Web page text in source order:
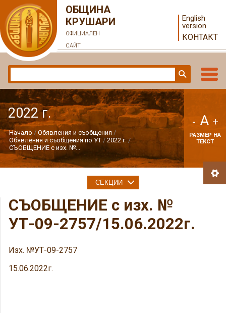
ОБЩИНА
КРУШАРИ
ОФИЦИАЛЕН
САЙТ
English
version
КОНТАКТ
2022 г.
Начало
Обявления и съобщения
Обявления и съобщения по УТ
2022 г.
СЪОБЩЕНИЕ с изх. №...
- A +
РАЗМЕР НА
ТЕКСТ
СЪОБЩЕНИЕ с изх. №
УТ-09-2757/15.06.2022г.
Изх. №УТ-09-2757
15.06.2022г.
СЕКЦИИ